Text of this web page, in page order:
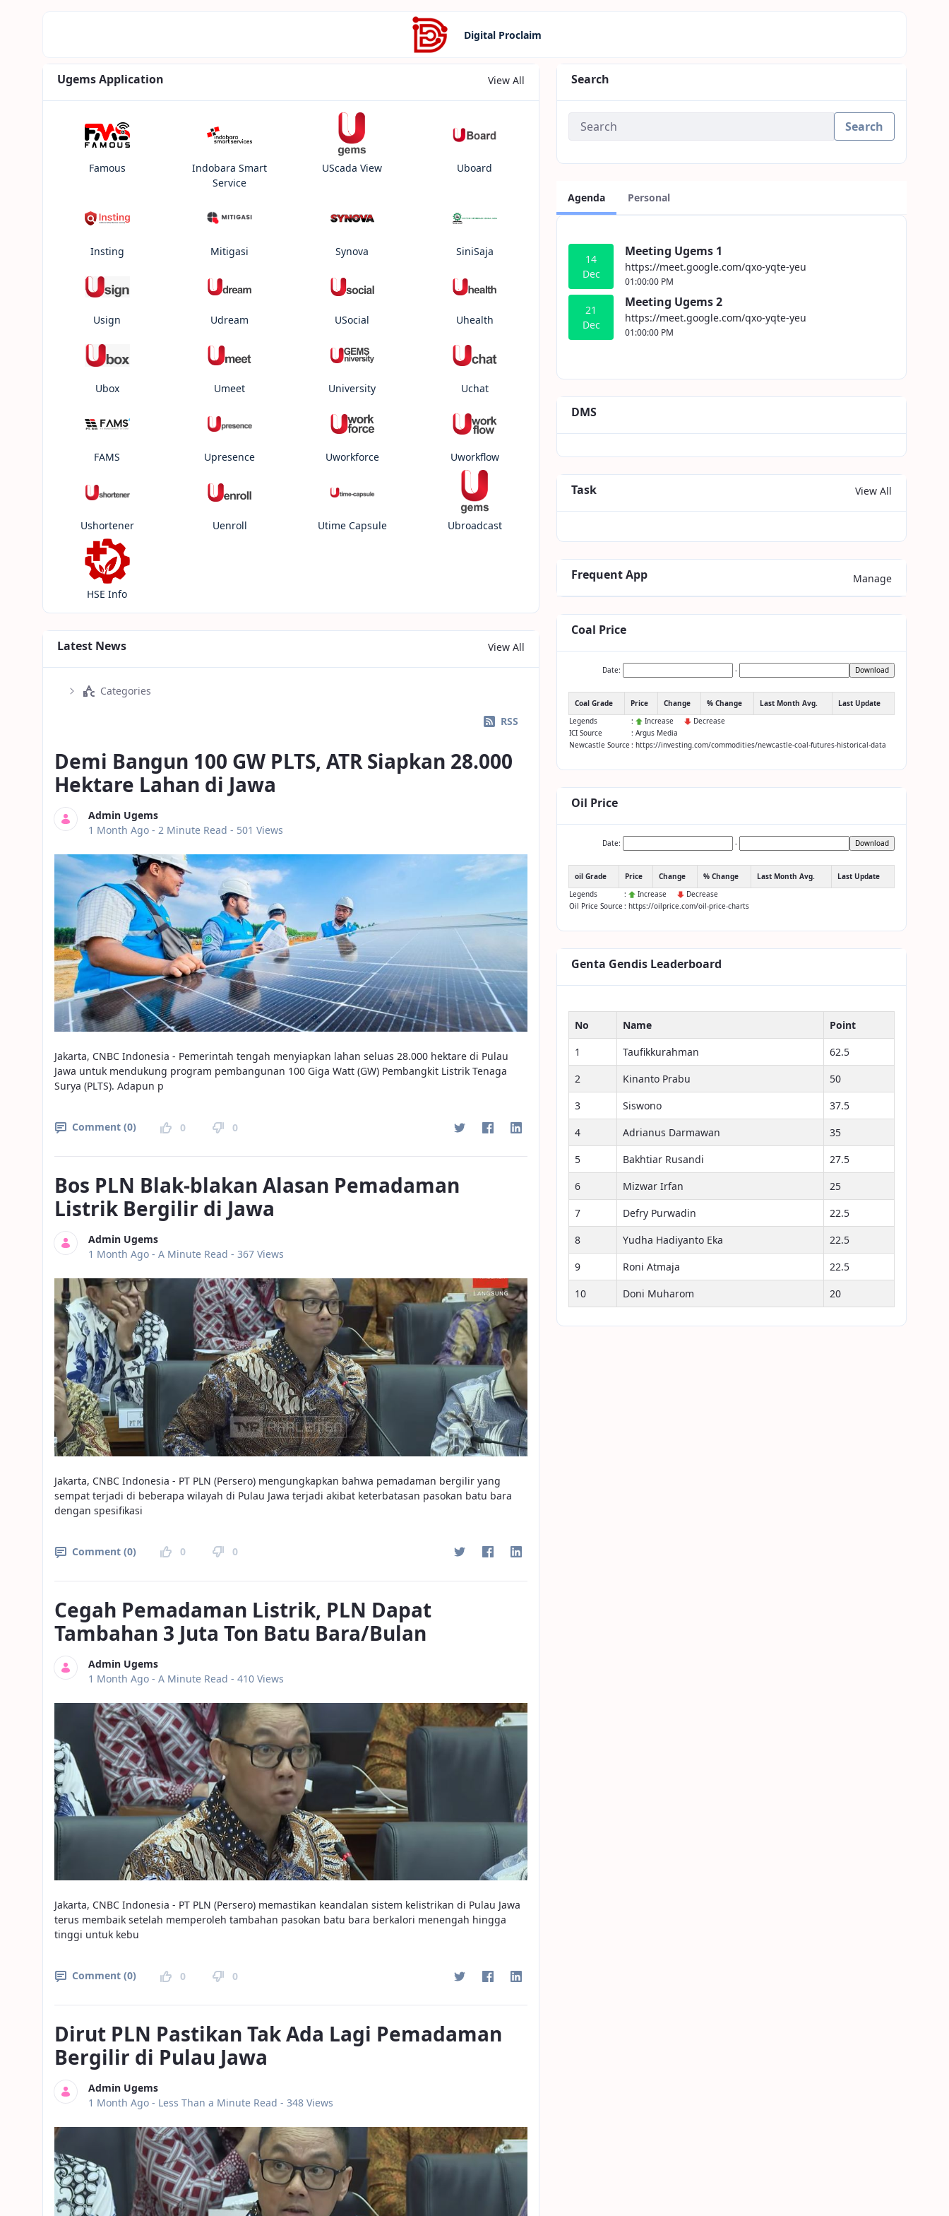
Digital Proclaim
Ugems Application View All
Famous
Indobara Smart
Service
UScada View Uboard
Insting Mitigasi Synova SiniSaja
Usign Udream USocial Uhealth
Ubox Umeet University Uchat
FAMS Upresence Uworkforce Uworkflow
Ushortener Uenroll Utime Capsule Ubroadcast
HSE Info
Latest News View All
Categories
RSS
Demi Bangun 100 GW PLTS, ATR Siapkan 28.000
Hektare Lahan di Jawa
Admin Ugems
Published Date
1 Month Ago - 2 Minute Read - 501 Views
Jakarta, CNBC Indonesia - Pemerintah tengah menyiapkan lahan seluas 28.000 hektare di Pulau
Jawa untuk mendukung program pembangunan 100 Giga Watt (GW) Pembangkit Listrik Tenaga
Surya (PLTS). Adapun p
Comment (0) 0 0
Bos PLN Blak-blakan Alasan Pemadaman
Listrik Bergilir di Jawa
Admin Ugems
Published Date
1 Month Ago - A Minute Read - 367 Views
Jakarta, CNBC Indonesia - PT PLN (Persero) mengungkapkan bahwa pemadaman bergilir yang
sempat terjadi di beberapa wilayah di Pulau Jawa terjadi akibat keterbatasan pasokan batu bara
dengan spesifikasi
Comment (0) 0 0
Cegah Pemadaman Listrik, PLN Dapat
Tambahan 3 Juta Ton Batu Bara/Bulan
Admin Ugems
Published Date
1 Month Ago - A Minute Read - 410 Views
Jakarta, CNBC Indonesia - PT PLN (Persero) memastikan keandalan sistem kelistrikan di Pulau Jawa
terus membaik setelah memperoleh tambahan pasokan batu bara berkalori menengah hingga
tinggi untuk kebu
Comment (0) 0 0
Dirut PLN Pastikan Tak Ada Lagi Pemadaman
Bergilir di Pulau Jawa
Admin Ugems
Published Date
1 Month Ago - Less Than a Minute Read - 348 Views
Search
Search
Agenda Personal
14
Dec
Meeting Ugems 1
https://meet.google.com/qxo-yqte-yeu
01:00:00 PM
21
Dec
Meeting Ugems 2
https://meet.google.com/qxo-yqte-yeu
01:00:00 PM
DMS
Task View All
Frequent App Manage
Coal Price
Date: - Download
Coal Grade Price Change % Change Last Month Avg.
Last Update
Legends
: Increase
Decrease
ICI Source
: Argus Media
Newcastle Source : https://investing.com/commodities/newcastle-coal-futures-historical-data
Oil Price
Date: - Download
oil Grade Price Change % Change Last Month Avg.
Last Update
Legends
: Increase
Decrease
Oil Price Source : https://oilprice.com/oil-price-charts
Genta Gendis Leaderboard
No Name
Point
1
Taufikkurahman
62.5
2
Kinanto Prabu
50
3
Siswono
37.5
4
Adrianus Darmawan
35
5
Bakhtiar Rusandi
27.5
6
Mizwar Irfan
25
7
Defry Purwadin
22.5
8
Yudha Hadiyanto Eka
22.5
9
Roni Atmaja
22.5
10
Doni Muharom 20